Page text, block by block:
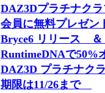
DAZ3Dプラチナク
会員に無料プレゼン
Bryce6 リリース ＆
RuntimeDNAで
DAZ3D プラチナク
期限は11/26まで